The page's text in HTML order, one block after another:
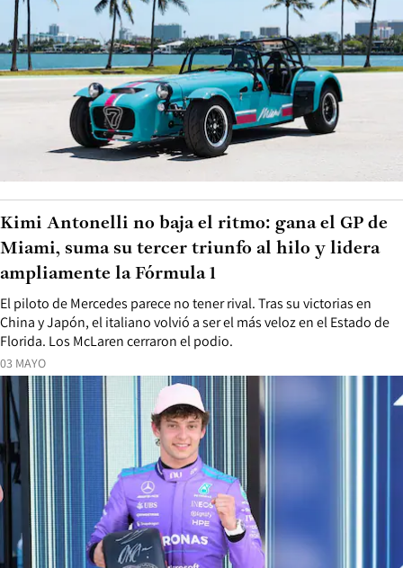
03 MAYO
El piloto de Mercedes parece no tener rival. Tras su victorias en
China y Japón, el italiano volvió a ser el más veloz en el Estado de
Florida. Los McLaren cerraron el podio.
Kimi Antonelli no baja el ritmo: gana el GP de
Miami, suma su tercer triunfo al hilo y lidera
ampliamente la Fórmula 1